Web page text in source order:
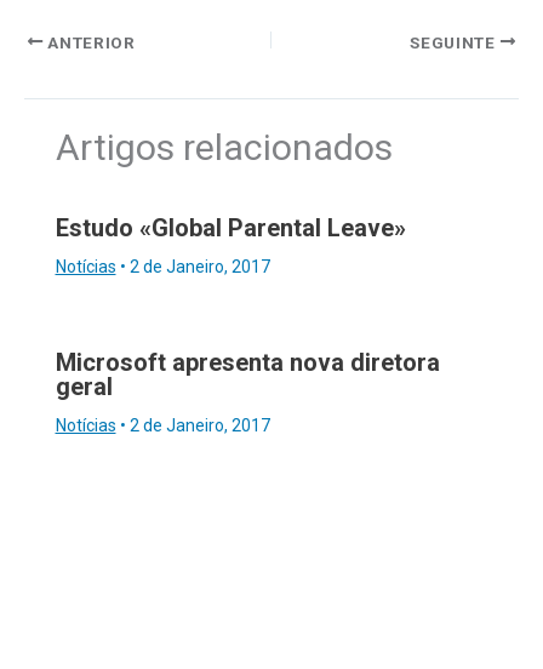
ANTERIOR SEGUINTE
Artigos relacionados
Estudo «Global Parental Leave»
Notícias • 2 de Janeiro, 2017
Microsoft apresenta nova diretora
geral
Notícias • 2 de Janeiro, 2017